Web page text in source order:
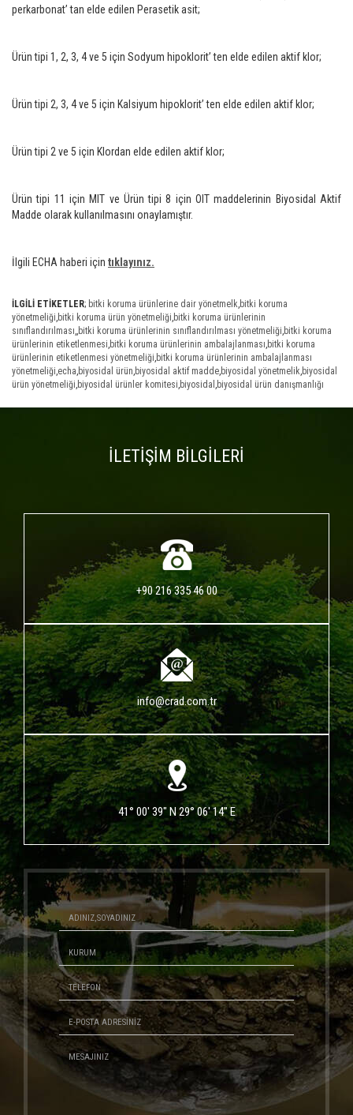
perkarbonat’ tan elde edilen Perasetik asit;
Ürün tipi 1, 2, 3, 4 ve 5 için Sodyum hipoklorit’ ten elde edilen aktif klor;
Ürün tipi 2, 3, 4 ve 5 için Kalsiyum hipoklorit’ ten elde edilen aktif klor;
Ürün tipi 2 ve 5 için Klordan elde edilen aktif klor;
Ürün tipi 11 için MIT ve Ürün tipi 8 için OIT maddelerinin Biyosidal Aktif
Madde olarak kullanılmasını onaylamıştır.
İlgili ECHA haberi için tıklayınız.
İLGİLİ ETİKETLER; bitki koruma ürünlerine dair yönetmelk,bitki koruma
yönetmeliği,bitki koruma ürün yönetmeliği,bitki koruma ürünlerinin
sınıflandırılması,,bitki koruma ürünlerinin sınıflandırılması yönetmeliği,bitki koruma
ürünlerinin etiketlenmesi,bitki koruma ürünlerinin ambalajlanması,bitki koruma
ürünlerinin etiketlenmesi yönetmeliği,bitki koruma ürünlerinin ambalajlanması
yönetmeliği,echa,biyosidal ürün,biyosidal aktif madde,biyosidal yönetmelik,biyosidal
ürün yönetmeliği,biyosidal ürünler komitesi,biyosidal ,biyosidal ürün danışmanlığı
İLETİŞİM BİLGİLERİ
+90 216 335 46 00
info@crad.com.tr
41° 00' 39" N 29° 06' 14" E